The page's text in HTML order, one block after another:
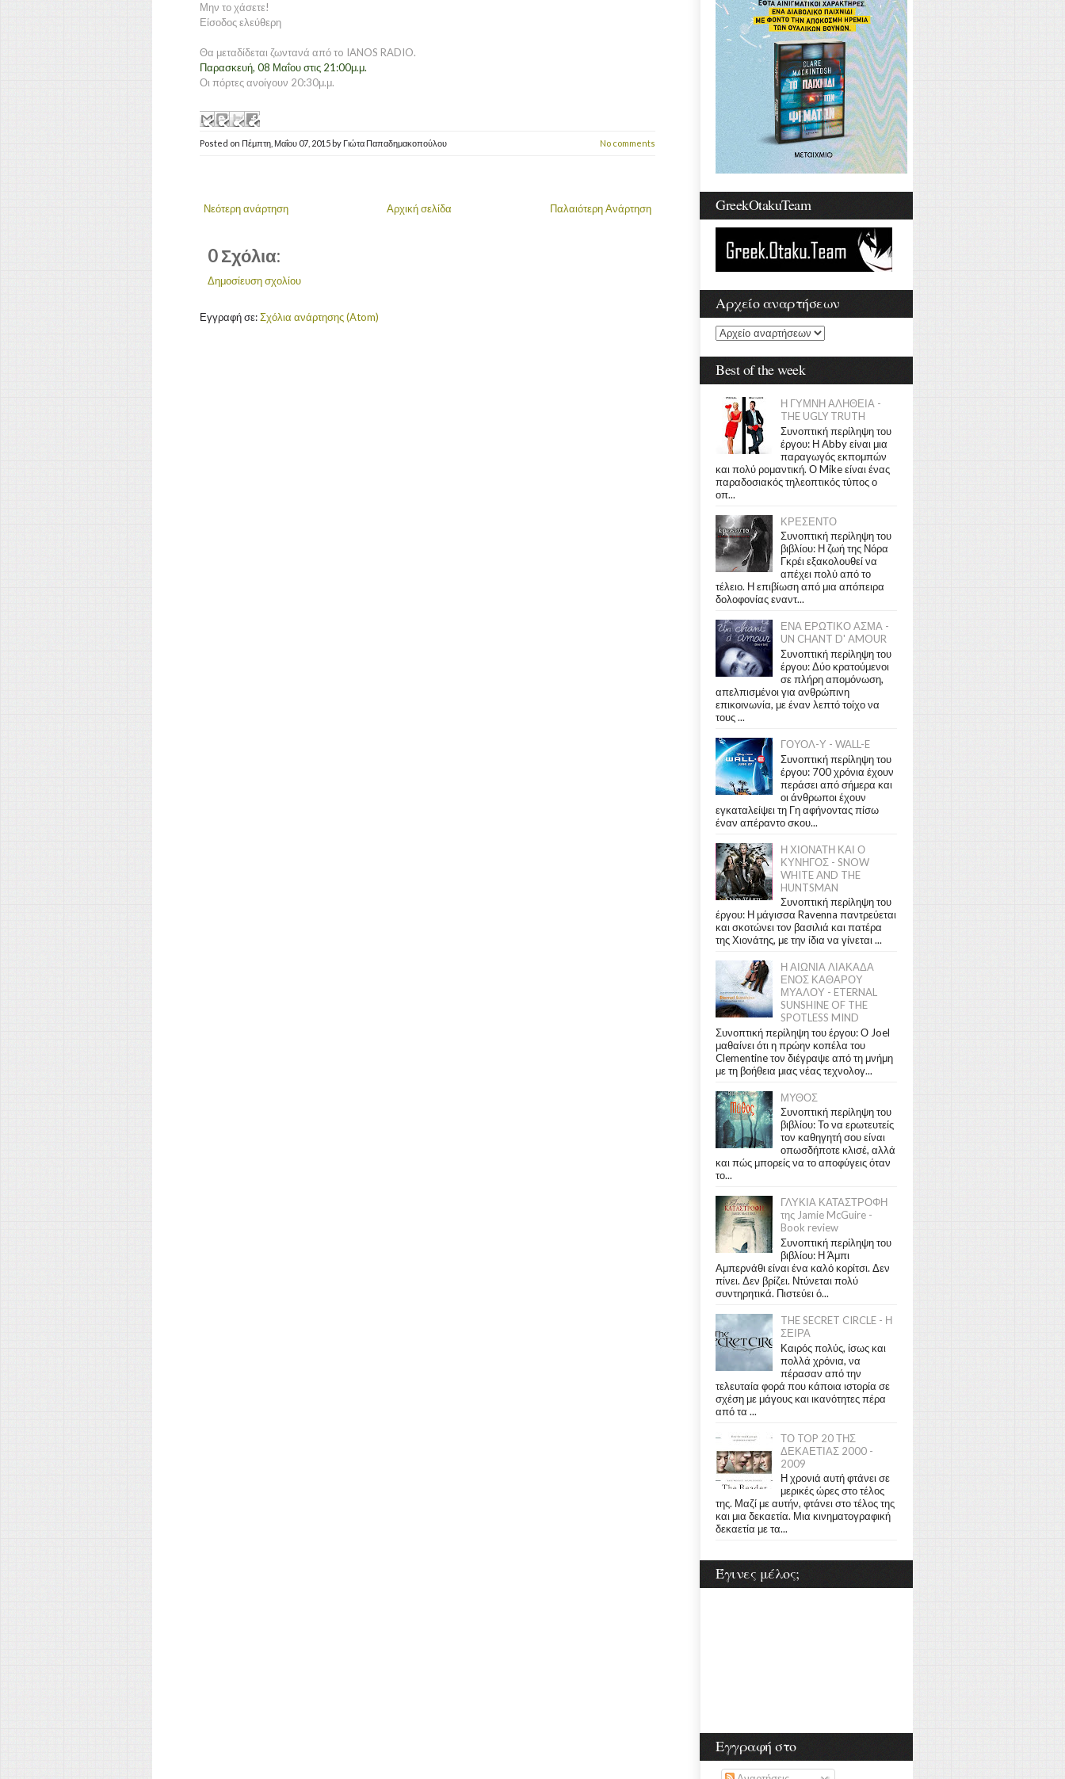
Μην το χάσετε!
Είσοδος ελεύθερη
Θα μεταδίδεται ζωντανά από τo IANOS RADIO.
Παρασκευή, 08 Μαΐου στις 21:00μ.μ.
Οι πόρτες ανοίγουν 20:30μ.μ.
Posted on Πέμπτη, Μαΐου 07, 2015 by Γιώτα Παπαδημακοπούλου No comments
Νεότερη ανάρτηση Παλαιότερη Ανάρτηση
Αρχική σελίδα
0 Σχόλια:
Δημοσίευση σχολίου
Εγγραφή σε:Σχόλια ανάρτησης (Atom)
GreekOtakuTeam
Αρχείο αναρτήσεων
Best of the week
Η ΓΥΜΝΗ ΑΛΗΘΕΙΑ -
THE UGLY TRUTH
Συνοπτική περίληψη του
έργου: Η Abby είναι μια
παραγωγός εκπομπών
και πολύ ρομαντική. Ο Mike είναι ένας
παραδοσιακός τηλεοπτικός τύπος ο
οπ...
ΚΡΕΣΕΝΤΟ
Συνοπτική περίληψη του
βιβλίου: Η ζωή της Νόρα
Γκρέι εξακολουθεί να
απέχει πολύ από το
τέλειο. Η επιβίωση από μια απόπειρα
δολοφονίας εναντ...
ΕΝΑ ΕΡΩΤΙΚΟ ΑΣΜΑ -
UN CHANT D' AMOUR
Συνοπτική περίληψη του
έργου: Δύο κρατούμενοι
σε πλήρη απομόνωση,
απελπισμένοι για ανθρώπινη
επικοινωνία, με έναν λεπτό τοίχο να
τους ...
ΓΟΥΟΛ-Υ - WALL-E
Συνοπτική περίληψη του
έργου: 700 χρόνια έχουν
περάσει από σήμερα και
οι άνθρωποι έχουν
εγκαταλείψει τη Γη αφήνοντας πίσω
έναν απέραντο σκου...
Η ΧΙΟΝΑΤΗ ΚΑΙ Ο
ΚΥΝΗΓΟΣ - SNOW
WHITE AND THE
HUNTSMAN
Συνοπτική περίληψη του
έργου: Η μάγισσα Ravenna παντρεύεται
και σκοτώνει τον βασιλιά και πατέρα
της Χιονάτης, με την ίδια να γίνεται ...
Η ΑΙΩΝΙΑ ΛΙΑΚΑΔΑ
ΕΝΟΣ ΚΑΘΑΡΟΥ
ΜΥΑΛΟΥ - ETERNAL
SUNSHINE OF THE
SPOTLESS MIND
Συνοπτική περίληψη του έργου: Ο Joel
μαθαίνει ότι η πρώην κοπέλα του
Clementine τον διέγραψε από τη μνήμη
με τη βοήθεια μιας νέας τεχνολογ...
ΜΥΘΟΣ
Συνοπτική περίληψη του
βιβλίου: Το να ερωτευτείς
τον καθηγητή σου είναι
οπωσδήποτε κλισέ, αλλά
και πώς μπορείς να το αποφύγεις όταν
το...
ΓΛΥΚΙΑ ΚΑΤΑΣΤΡΟΦΗ
της Jamie McGuire -
Book review
Συνοπτική περίληψη του
βιβλίου: Η Άμπι
Αμπερνάθι είναι ένα καλό κορίτσι. Δεν
πίνει. Δεν βρίζει. Ντύνεται πολύ
συντηρητικά. Πιστεύει ό...
THE SECRET CIRCLE - Η
ΣΕΙΡΑ
Καιρός πολύς, ίσως και
πολλά χρόνια, να
πέρασαν από την
τελευταία φορά που κάποια ιστορία σε
σχέση με μάγους και ικανότητες πέρα
από τα ...
ΤΟ TOP 20 ΤΗΣ
ΔΕΚΑΕΤΙΑΣ 2000 -
2009
Η χρονιά αυτή φτάνει σε
μερικές ώρες στο τέλος
της. Μαζί με αυτήν, φτάνει στο τέλος της
και μια δεκαετία. Μια κινηματογραφική
δεκαετία με τα...
Έγινες μέλος;
Εγγραφή στο